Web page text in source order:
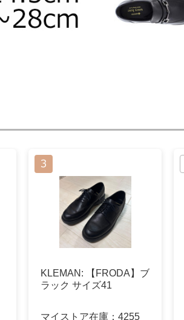
KLEMAN: 【FRODA】ブ
ラック サイズ41
マイストア在庫： 4255